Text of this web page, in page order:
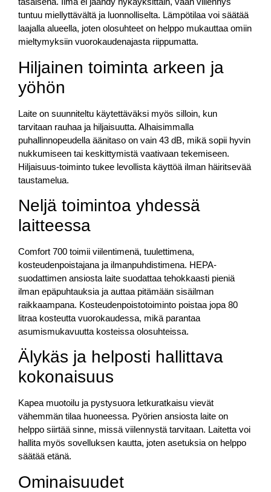
tuntuu miellyttävältä ja luonnolliselta. Lämpötilaa voi säätää
laajalla alueella, joten olosuhteet on helppo mukauttaa omiin
mieltymyksiin vuorokaudenajasta riippumatta.
Hiljainen toiminta arkeen ja
yöhön
Laite on suunniteltu käytettäväksi myös silloin, kun
tarvitaan rauhaa ja hiljaisuutta. Alhaisimmalla
puhallinnopeudella äänitaso on vain 43 dB, mikä sopii hyvin
nukkumiseen tai keskittymistä vaativaan tekemiseen.
Hiljaisuus-toiminto tukee levollista käyttöä ilman häiritsevää
taustamelua.
Neljä toimintoa yhdessä
laitteessa
Comfort 700 toimii viilentimenä, tuulettimena,
kosteudenpoistajana ja ilmanpuhdistimena. HEPA-
suodattimen ansiosta laite suodattaa tehokkaasti pieniä
ilman epäpuhtauksia ja auttaa pitämään sisäilman
raikkaampana. Kosteudenpoistotoiminto poistaa jopa 80
litraa kosteutta vuorokaudessa, mikä parantaa
asumismukavuutta kosteissa olosuhteissa.
Älykäs ja helposti hallittava
kokonaisuus
Kapea muotoilu ja pystysuora letkuratkaisu vievät
vähemmän tilaa huoneessa. Pyörien ansiosta laite on
helppo siirtää sinne, missä viilennystä tarvitaan. Laitetta voi
hallita myös sovelluksen kautta, joten asetuksia on helppo
säätää etänä.
Ominaisuudet